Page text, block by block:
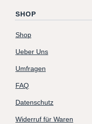
SHOP
Shop
Ueber Uns
Umfragen
FAQ
Datenschutz
Widerruf für Waren